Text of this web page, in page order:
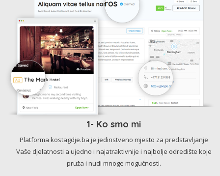
1- Ko smo mi
Platforma kostagdje.ba je jedinstveno mjesto za predstavljanje
Vaše djelatnosti a ujedno i najatraktivnije i najbolje odredište koje
pruža i nudi mnoge mogućnosti.